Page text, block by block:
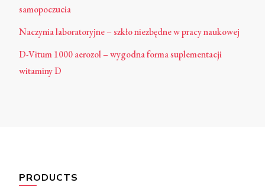
samopoczucia
Naczynia laboratoryjne – szkło niezbędne w pracy naukowej
D-Vitum 1000 aerozol – wygodna forma suplementacji
witaminy D
PRODUCTS